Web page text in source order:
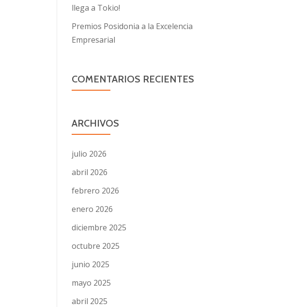
llega a Tokio!
Premios Posidonia a la Excelencia
Empresarial
COMENTARIOS RECIENTES
ARCHIVOS
julio 2026
abril 2026
febrero 2026
enero 2026
diciembre 2025
octubre 2025
junio 2025
mayo 2025
abril 2025